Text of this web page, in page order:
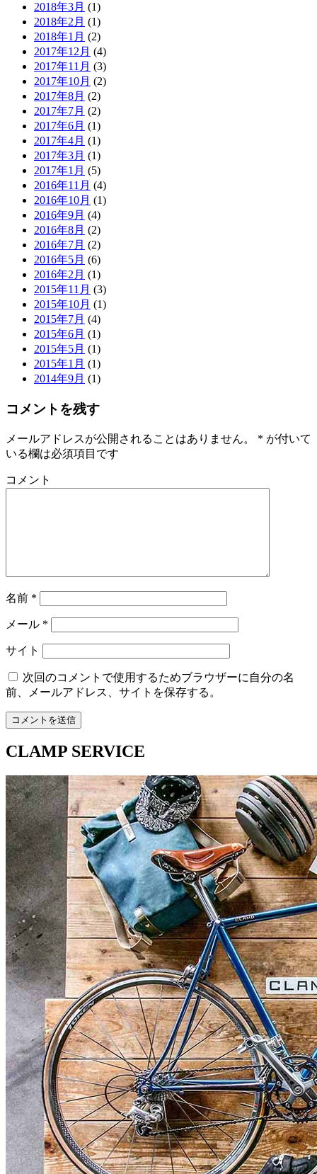
2018年3月 (1)
2018年2月 (1)
2018年1月 (2)
2017年12月 (4)
2017年11月 (3)
2017年10月 (2)
2017年8月 (2)
2017年7月 (2)
2017年6月 (1)
2017年4月 (1)
2017年3月 (1)
2017年1月 (5)
2016年11月 (4)
2016年10月 (1)
2016年9月 (4)
2016年8月 (2)
2016年7月 (2)
2016年5月 (6)
2016年2月 (1)
2015年11月 (3)
2015年10月 (1)
2015年7月 (4)
2015年6月 (1)
2015年5月 (1)
2015年1月 (1)
2014年9月 (1)
コメントを残す
メールアドレスが公開されることはありません。 * が付いて
いる欄は必須項目です
コメント
名前 *
メール *
サイト
次回のコメントで使用するためブラウザーに自分の名
前、メールアドレス、サイトを保存する。
CLAMP SERVICE